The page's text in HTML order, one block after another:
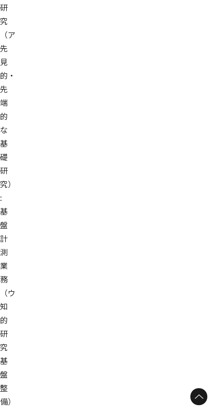
研
究
（ア
先
見
的・
先
端
的
な
基
礎
研
究）
:
基
盤
計
測
業
務
（ウ
知
的
研
究
基
盤
整
備）